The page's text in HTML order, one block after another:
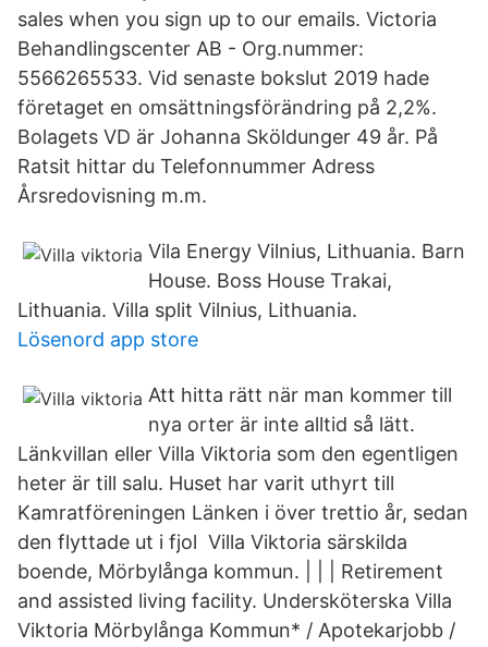
sales when you sign up to our emails. Victoria
Behandlingscenter AB - Org.nummer:
5566265533. Vid senaste bokslut 2019 hade
företaget en omsättningsförändring på 2,2%.
Bolagets VD är Johanna Sköldunger 49 år. På
Ratsit hittar du Telefonnummer Adress
Årsredovisning m.m.
Vila Energy Vilnius, Lithuania. Barn
House. Boss House Trakai,
Lithuania. Villa split Vilnius, Lithuania.
Lösenord app store
Att hitta rätt när man kommer till
nya orter är inte alltid så lätt.
Länkvillan eller Villa Viktoria som den egentligen
heter är till salu. Huset har varit uthyrt till
Kamratföreningen Länken i över trettio år, sedan
den flyttade ut i fjol Villa Viktoria särskilda
boende, Mörbylånga kommun. | | | Retirement
and assisted living facility. Undersköterska Villa
Viktoria Mörbylånga Kommun* / Apotekarjobb /